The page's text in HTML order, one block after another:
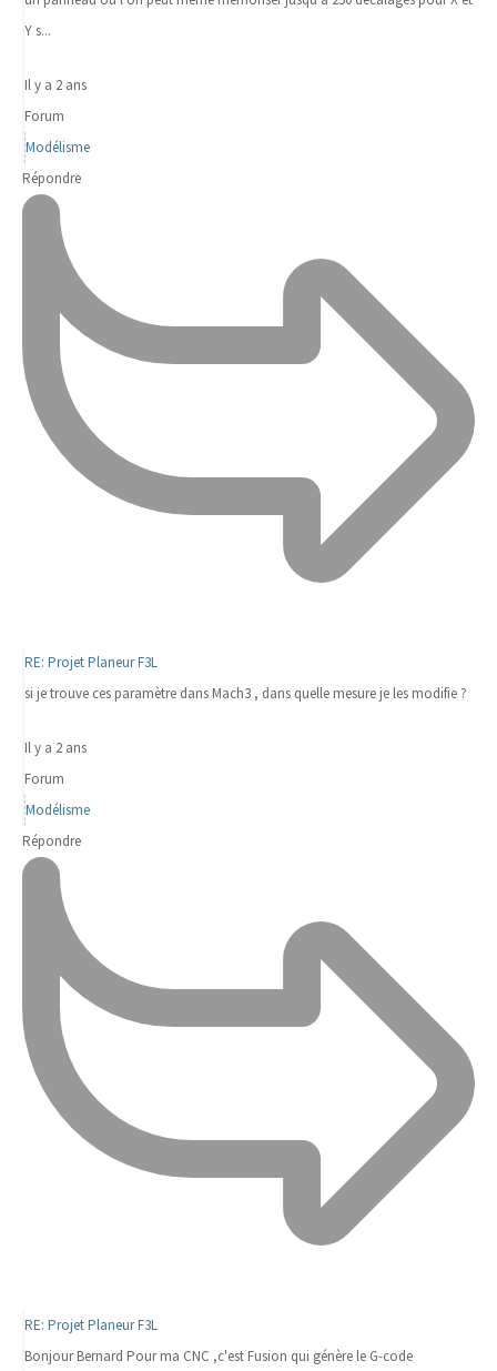
Y s...
Il y a 2 ans
Forum
Modélisme
Répondre
RE: Projet Planeur F3L
si je trouve ces paramètre dans Mach3 , dans quelle mesure je les modifie ?
Il y a 2 ans
Forum
Modélisme
Répondre
RE: Projet Planeur F3L
Bonjour Bernard Pour ma CNC ,c'est Fusion qui génère le G-code